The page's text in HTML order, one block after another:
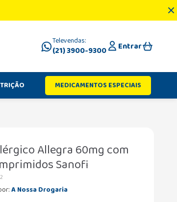
Televendas:
(21) 3900-9300 Entrar
MEDICAMENTOS ESPECIAIS
Allegra 60mg com
Sanofi
A Nossa Drogaria